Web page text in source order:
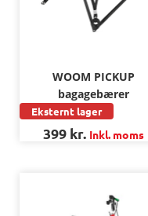
WOOM PICKUP
bagagebærer
Eksternt lager
399 kr. Inkl. moms